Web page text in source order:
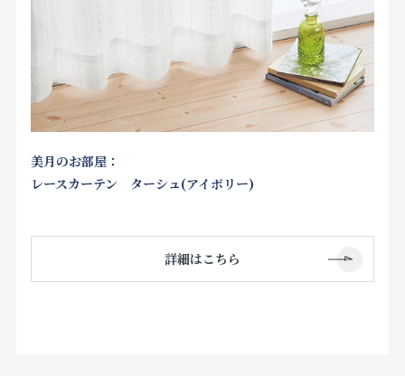
美月のお部屋：
レースカーテン ターシュ(アイボリー)
詳細はこちら